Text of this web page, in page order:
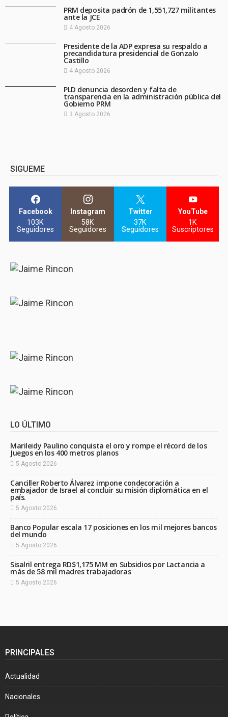
PRM deposita padrón de 1,551,727 militantes
ante la JCE
4 Agosto 2026
Presidente de la ADP expresa su respaldo a
precandidatura presidencial de Gonzalo
Castillo
4 Agosto 2026
PLD denuncia desorden y falta de
transparencia en la administración pública del
Gobierno PRM
3 Agosto 2026
SIGUEME
Facebook
103K
Seguidores
Instagram
58K
Seguidores
Twitter
37K
Seguidores
YouTube
1K
Suscriptores
LO ÚLTIMO
Marileidy Paulino conquista el oro y rompe el récord de los
Juegos en los 400 metros planos
5 Agosto 2026
Canciller Roberto Álvarez impone condecoración a
embajador de Israel al concluir su misión diplomática en el
país.
5 Agosto 2026
Banco Popular escala 17 posiciones en los mil mejores bancos
del mundo
5 Agosto 2026
Sisalril entrega RD$1,175 MM en Subsidios por Lactancia a
más de 58 mil madres trabajadoras
5 Agosto 2026
PRINCIPALES
Actualidad
Nacionales